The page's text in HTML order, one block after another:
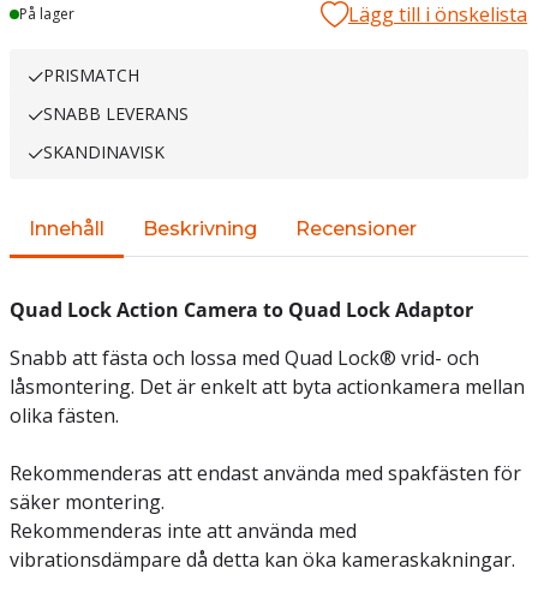
Lager
På lager Lägg till i önskelista
PRISMATCH
SNABB LEVERANS
SKANDINAVISK
Innehåll Beskrivning Recensioner
Quad Lock Action Camera to Quad Lock Adaptor
Snabb att fästa och lossa med Quad Lock® vrid- och
låsmontering. Det är enkelt att byta actionkamera mellan
olika fästen.
Rekommenderas att endast använda med spakfästen för
säker montering.
Rekommenderas inte att använda med
vibrationsdämpare då detta kan öka kameraskakningar.